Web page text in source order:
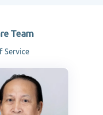
Team
Service